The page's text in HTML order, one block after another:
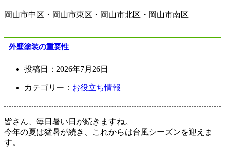
岡山市中区・岡山市東区・岡山市北区・岡山市南区
外壁塗装の重要性
投稿日： 2026年7月26日
カテゴリー： お役立ち情報
皆さん、毎日暑い日が続きますね。
今年の夏は猛暑が続き、これからは台風シーズンを迎えま
す。